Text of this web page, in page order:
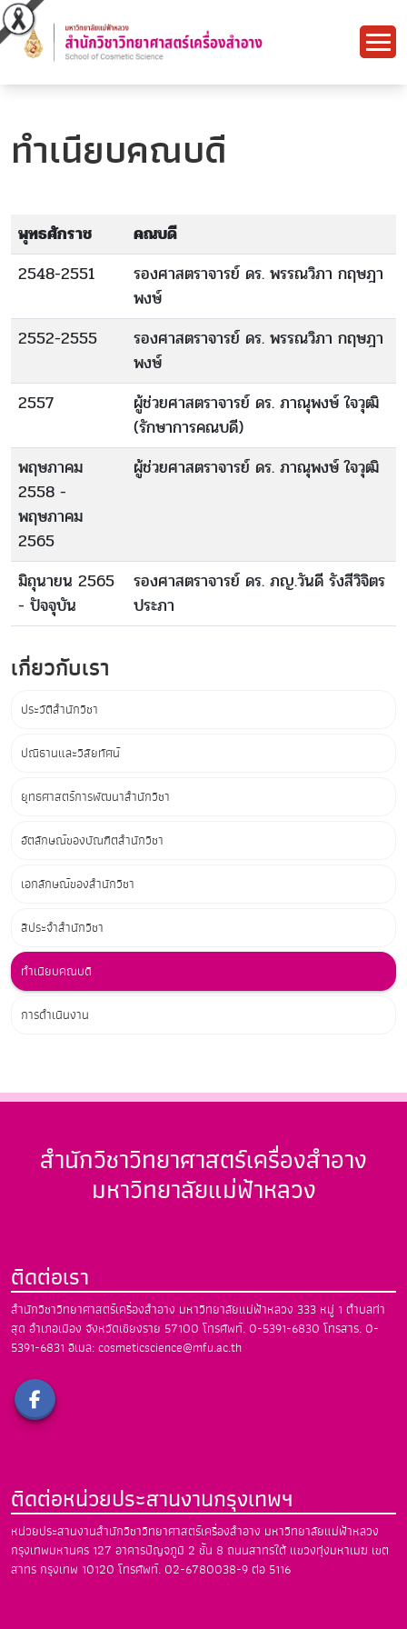
ทำเนียบคณบดี
พุทธศักราช
คณบดี
2548-2551
รองศาสตราจารย์ ดร. พรรณวิภา กฤษฎา
พงษ์
2552-2555
รองศาสตราจารย์ ดร. พรรณวิภา กฤษฎา
พงษ์
2557
ผู้ช่วยศาสตราจารย์ ดร. ภาณุพงษ์ ใจวุฒิ
(รักษาการคณบดี)
พฤษภาคม
2558 -
พฤษภาคม
2565
ผู้ช่วยศาสตราจารย์ ดร. ภาณุพงษ์ ใจวุฒิ
มิถุนายน 2565
- ปัจจุบัน
รองศาสตราจารย์ ดร. ภญ.วันดี รังสีวิจิตร
ประภา
เกี่ยวกับเรา
ประวัติสำนักวิชา
ปณิธานและวิสัยทัศน์
ยุทธศาสตร์การพัฒนาสำนักวิชา
อัตลักษณ์ของบัณฑิตสำนักวิชา
เอกลักษณ์ของสำนักวิชา
สีประจำสำนักวิชา
ทำเนียบคณบดี
การดำเนินงาน
สำนักวิชาวิทยาศาสตร์เครื่องสำอาง
มหาวิทยาลัยแม่ฟ้าหลวง
ติดต่อเรา
สำนักวิชาวิทยาศาสตร์เครื่องสำอาง มหาวิทยาลัยแม่ฟ้าหลวง 333 หมู่ 1 ตำบลท่า
สุด อำเภอเมือง จังหวัดเชียงราย 57100 โทรศัพท์. 0-5391-6830 โทรสาร. 0-
5391-6831 อีเมล: cosmeticscience@mfu.ac.th
ติดต่อหน่วยประสานงานกรุงเทพฯ
หน่วยประสานงานสำนักวิชาวิทยาศาสตร์เครื่องสำอาง มหาวิทยาลัยแม่ฟ้าหลวง
กรุงเทพมหานคร 127 อาคารปัญจภูมิ 2 ชั้น 8 ถนนสาทรใต้ แขวงทุ่งมหาเมฆ เขต
สาทร กรุงเทพ 10120 โทรศัพท์. 02-6780038-9 ต่อ 5116